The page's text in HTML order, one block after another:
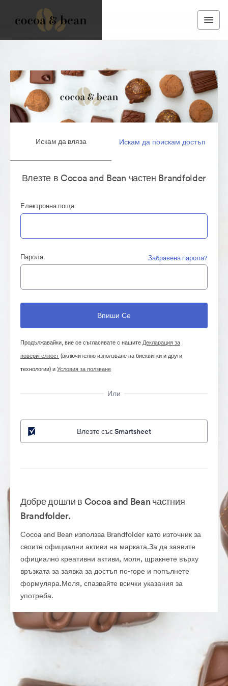
Искам да вляза Искам да поискам достъп
Влезте в Cocoa and Bean частен Brandfolder
Електронна поща
Парола Забравена парола?
Продължавайки, вие се съгласявате с нашитеДекларация за
поверителност(включително използване на бисквитки и други
технологии) иУсловия за ползване
Или
Влезте със Smartsheet
Добре дошли в Cocoa and Bean частния
Brandfolder.
Cocoa and Bean използва Brandfolder като източник за
своите официални активи на марката.За да заявите
официално креативни активи, моля, щракнете върху
връзката за заявка за достъп по-горе и попълнете
формуляра.Моля, спазвайте всички указания за
употреба.